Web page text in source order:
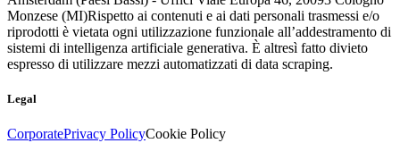
Monzese (MI)Rispetto ai contenuti e ai dati personali trasmessi e/o
riprodotti è vietata ogni utilizzazione funzionale all’addestramento di
sistemi di intelligenza artificiale generativa. È altresì fatto divieto
espresso di utilizzare mezzi automatizzati di data scraping.
Legal
CorporatePrivacy PolicyCookie Policy